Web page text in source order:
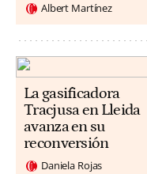
Albert Martínez
La gasificadora
Tracjusa en Lleida
avanza en su
reconversión
Daniela Rojas